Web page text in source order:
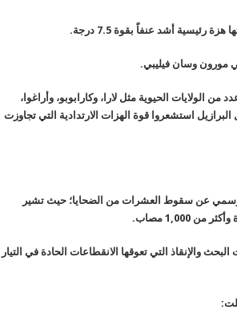
مورون وسان فيليبي.
الولايات الحيوية مثل لارا، وكارابوبو، وأراغوا،
استشعروا قوة الهزات الارتدادية التي تجاوزت
رسمي عن سقوط العشرات من الضحايا؛ حيث تشير
والإنقاذ التي تعوقها الانقطاعات الحادة في التيار